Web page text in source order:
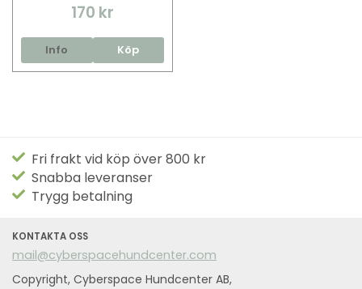
170 kr
Info Köp
Fri frakt vid köp över 800 kr
Snabba leveranser
Trygg betalning
KONTAKTA OSS
mail@cyberspacehundcenter.com
Copyright, Cyberspace Hundcenter AB,